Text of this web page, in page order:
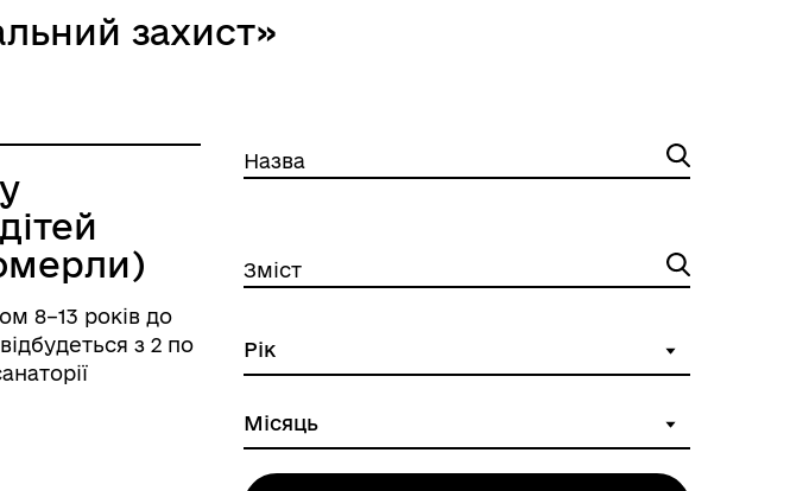
захист»
8–13 років до
з 2 по
Назва
Зміст